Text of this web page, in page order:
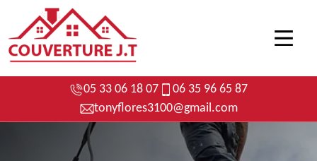
05 33 06 18 07
06 35 96 65 87
tonyflores3100@gmail.com